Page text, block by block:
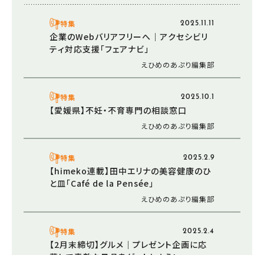
特集 2025.11.11
企業のWebバリアフリーへ｜アクセシビリ
ティ対応支援「フェアナビ」
えひめのあぷり編集部
特集 2025.10.1
【愛媛県】不妊・不育専門の相談窓口
えひめのあぷり編集部
特集 2025.2.9
【himeko連載】田中エリナの美容健康のひ
と皿「Café de la Pensée」
えひめのあぷり編集部
特集 2025.2.4
【2月末締切】グルメ｜プレゼント企画に応